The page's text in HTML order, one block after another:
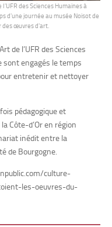
des Sciences Humaines à
d'une journée au musée Noisot de
œuvres d'art.
de l’UFR des Sciences
sont engagés le temps
entretenir et nettoyer
pédagogique et
Côte-d’Or en région
inédit entre la
de Bourgogne.
culture-
les-oeuvres-du-